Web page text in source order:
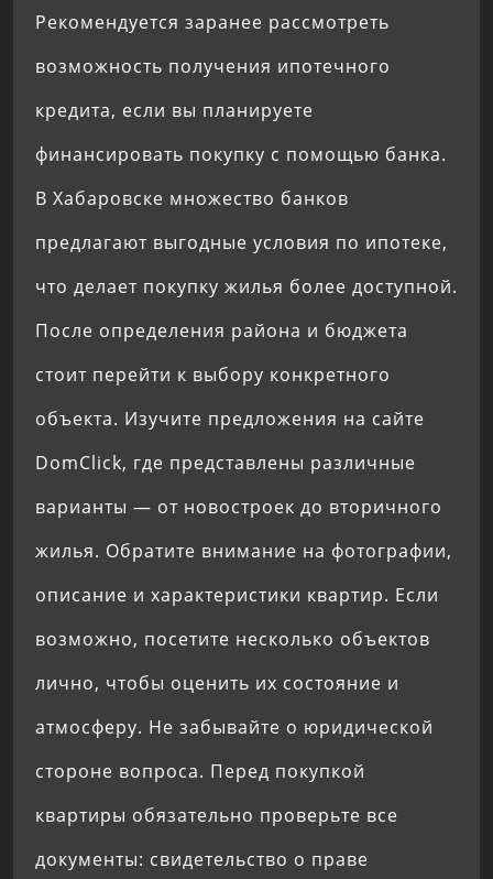
Рекомендуется заранее рассмотреть
возможность получения ипотечного
кредита, если вы планируете
финансировать покупку с помощью банка.
В Хабаровске множество банков
предлагают выгодные условия по ипотеке,
что делает покупку жилья более доступной.
После определения района и бюджета
стоит перейти к выбору конкретного
объекта. Изучите предложения на сайте
DomClick, где представлены различные
варианты — от новостроек до вторичного
жилья. Обратите внимание на фотографии,
описание и характеристики квартир. Если
возможно, посетите несколько объектов
лично, чтобы оценить их состояние и
атмосферу. Не забывайте о юридической
стороне вопроса. Перед покупкой
квартиры обязательно проверьте все
документы: свидетельство о праве